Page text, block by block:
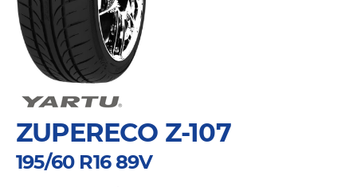
ZUPERECO Z-107
195/60 R16 89V